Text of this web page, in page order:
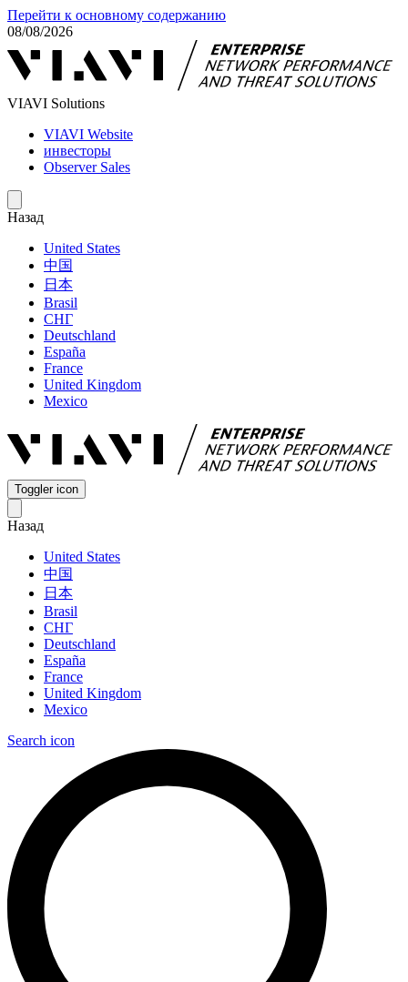
Перейти к основному содержанию
08/08/2026
VIAVI Solutions
VIAVI Website
инвесторы
Observer Sales
Назад
United States
中国
日本
Brasil
СНГ
Deutschland
España
France
United Kingdom
Mexico
Toggler icon
Назад
United States
中国
日本
Brasil
СНГ
Deutschland
España
France
United Kingdom
Mexico
Search icon